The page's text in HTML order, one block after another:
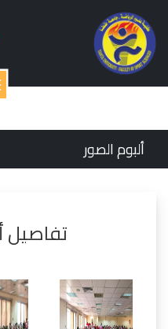
ألبوم الصور
تفاصيل